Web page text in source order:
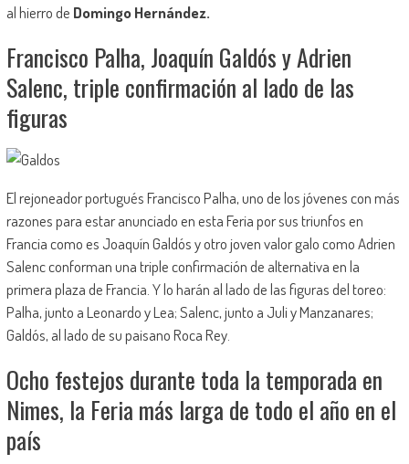
al hierro de Domingo Hernández.
Francisco Palha, Joaquín Galdós y Adrien
Salenc, triple confirmación al lado de las
figuras
El rejoneador portugués Francisco Palha, uno de los jóvenes con más
razones para estar anunciado en esta Feria por sus triunfos en
Francia como es Joaquín Galdós y otro joven valor galo como Adrien
Salenc conforman una triple confirmación de alternativa en la
primera plaza de Francia. Y lo harán al lado de las figuras del toreo:
Palha, junto a Leonardo y Lea; Salenc, junto a Juli y Manzanares;
Galdós, al lado de su paisano Roca Rey.
Ocho festejos durante toda la temporada en
Nimes, la Feria más larga de todo el año en el
país